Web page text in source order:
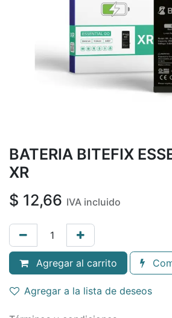
BATERIA BITEFIX
XR
$ 12,66 IVA incluido
Agregar al carrito
Agregar a la lista de deseos